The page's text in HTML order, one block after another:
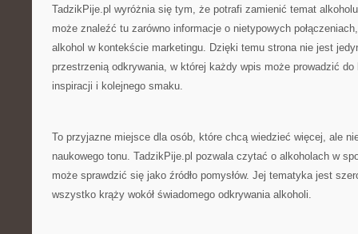
TadzikPije.pl wyróżnia się tym, że potrafi zamienić temat
może znaleźć tu zarówno informacje o nietypowych
alkohol w kontekście marketingu. Dzięki temu strona nie jest
przestrzenią odkrywania, w której każdy wpis może prowadzić
inspiracji i kolejnego smaku.
To przyjazne miejsce dla osób, które chcą wiedzieć więcej, ale
naukowego tonu. TadzikPije.pl pozwala czytać o alkoholach w
może sprawdzić się jako źródło pomysłów. Jej tematyka jest
wszystko krąży wokół świadomego odkrywania alkoholi.